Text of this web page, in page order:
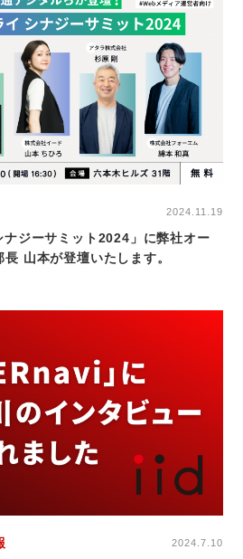
2024.11.19
ナジーサミット2024」に弊社オー
山本が登壇いたします。
2024.7.10